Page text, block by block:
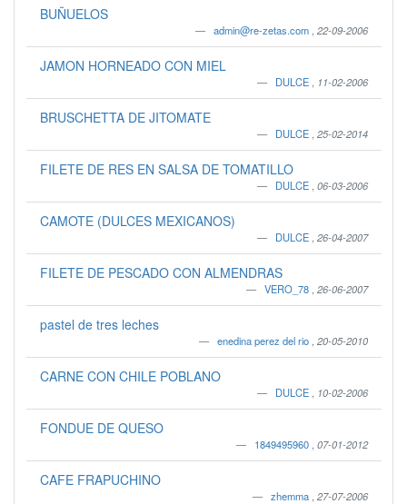
BUÑUELOS
admin@re-zetas.com 22-09-2006
JAMON HORNEADO CON MIEL
DULCE 11-02-2006
BRUSCHETTA DE JITOMATE
DULCE 25-02-2014
FILETE DE RES EN SALSA DE TOMATILLO
DULCE 06-03-2006
CAMOTE (DULCES MEXICANOS)
DULCE 26-04-2007
FILETE DE PESCADO CON ALMENDRAS
VERO_78 26-06-2007
pastel de tres leches
enedina perez del rio 20-05-2010
CARNE CON CHILE POBLANO
DULCE 10-02-2006
FONDUE DE QUESO
1849495960 07-01-2012
CAFE FRAPUCHINO
zhemma 27-07-2006